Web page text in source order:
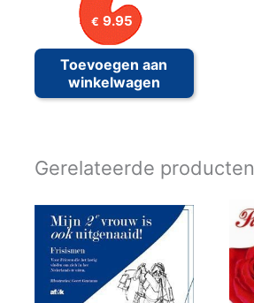
€ 9.95
Toevoegen aan
winkelwagen
Gerelateerde producten